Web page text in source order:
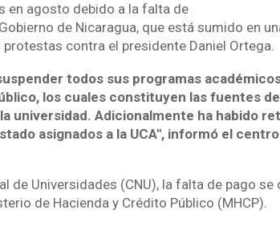
en agosto debido a la falta de
de Nicaragua, que está sumido en
contra el presidente Daniel Ortega.
todos sus programas
los cuales constituyen las fuentes
universidad. Adicionalmente ha habido
asignados a la UCA", informó el
de Universidades (CNU), la falta de pago se
de Hacienda y Crédito Público (MHCP).